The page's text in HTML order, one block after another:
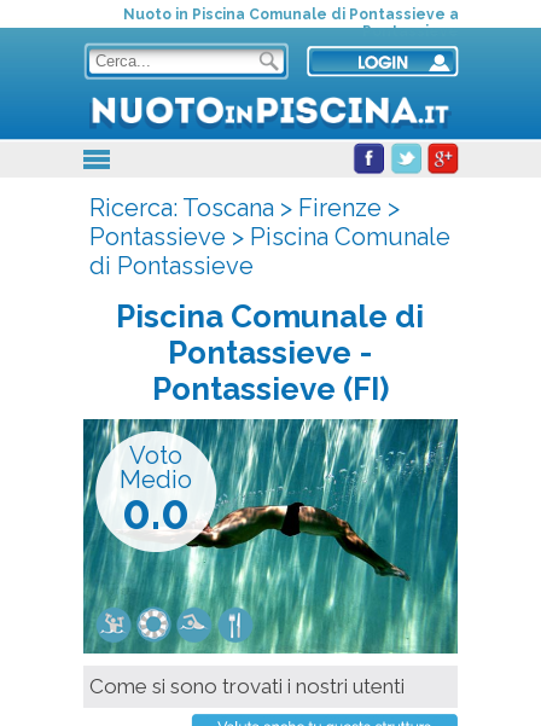
Nuoto in Piscina Comunale di Pontassieve a
Pontassieve
Ricerca: Toscana> Firenze >
Pontassieve > Piscina Comunale
di Pontassieve
Piscina Comunale di
Pontassieve -
Pontassieve (FI)
Voto
Medio
0.0
Come si sono trovati i nostri utenti